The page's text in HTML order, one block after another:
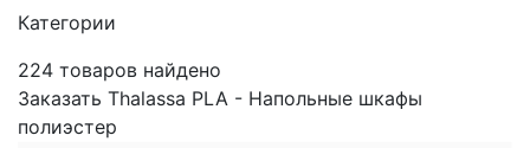
Категории
224 товаров найдено
Заказать Thalassa PLA - Напольные шкафы
полиэстер